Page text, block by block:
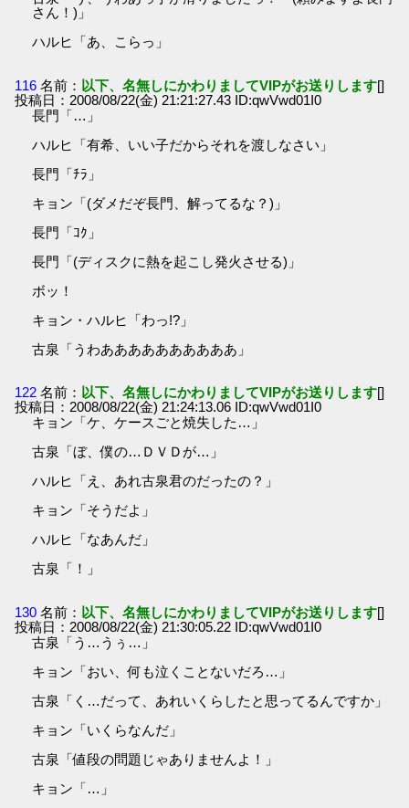
さん！)」
ハルヒ「あ、こらっ」
116 名前： 以下、名無しにかわりましてVIPがお送りします[]
投稿日：2008/08/22(金) 21:21:27.43 ID:qwVwd01I0
長門「…」
ハルヒ「有希、いい子だからそれを渡しなさい」
長門「ﾁﾗ」
キョン「(ダメだぞ長門、解ってるな？)」
長門「ｺｸ」
長門「(ディスクに熱を起こし発火させる)」
ボッ！
キョン・ハルヒ「わっ!?」
古泉「うわああああああああああ」
122 名前： 以下、名無しにかわりましてVIPがお送りします[]
投稿日：2008/08/22(金) 21:24:13.06 ID:qwVwd01I0
キョン「ケ、ケースごと焼失した…」
古泉「ぼ、僕の…ＤＶＤが…」
ハルヒ「え、あれ古泉君のだったの？」
キョン「そうだよ」
ハルヒ「なあんだ」
古泉「！」
130 名前： 以下、名無しにかわりましてVIPがお送りします[]
投稿日：2008/08/22(金) 21:30:05.22 ID:qwVwd01I0
古泉「う…うぅ…」
キョン「おい、何も泣くことないだろ…」
古泉「く…だって、あれいくらしたと思ってるんですか」
キョン「いくらなんだ」
古泉「値段の問題じゃありませんよ！」
キョン「…」